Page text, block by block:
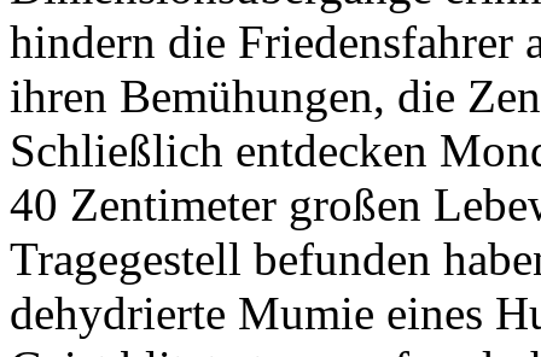
hindern die Friedensfahrer
ihren Bemühungen, die
Schließlich entdecken
40 Zentimeter großen
Tragegestell befunden
dehydrierte Mumie eines